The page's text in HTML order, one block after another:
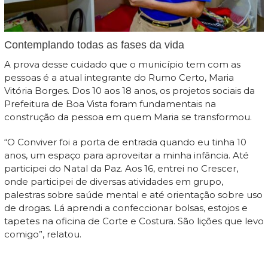
Contemplando todas as fases da vida
A prova desse cuidado que o município tem com as
pessoas é a atual integrante do Rumo Certo, Maria
Vitória Borges. Dos 10 aos 18 anos, os projetos sociais da
Prefeitura de Boa Vista foram fundamentais na
construção da pessoa em quem Maria se transformou.
“O Conviver foi a porta de entrada quando eu tinha 10
anos, um espaço para aproveitar a minha infância. Até
participei do Natal da Paz. Aos 16, entrei no Crescer,
onde participei de diversas atividades em grupo,
palestras sobre saúde mental e até orientação sobre uso
de drogas. Lá aprendi a confeccionar bolsas, estojos e
tapetes na oficina de Corte e Costura. São lições que levo
comigo”, relatou.